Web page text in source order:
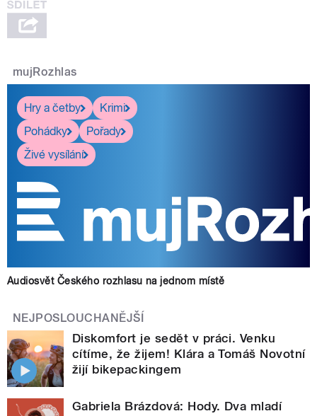
pause
mujRozhlas
Hry a četby
Krimi
Pohádky
Pořady
Živé vysílání
Audiosvět Českého rozhlasu na jednom místě
NEJPOSLOUCHANĚJŠÍ
Diskomfort je sedět v práci. Venku
cítíme, že žijem! Klára a Tomáš Novotní
žijí bikepackingem
Gabriela Brázdová: Hody. Dva mladí